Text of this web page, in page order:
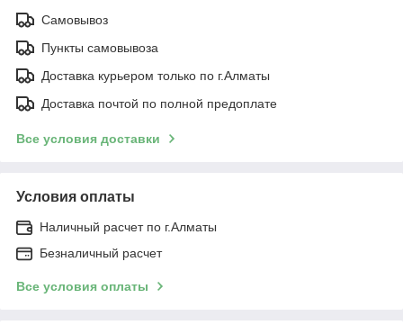
Самовывоз
Пункты самовывоза
Доставка курьером только по г.Алматы
Доставка почтой по полной предоплате
Все условия доставки
Условия оплаты
Наличный расчет по г.Алматы
Безналичный расчет
Все условия оплаты